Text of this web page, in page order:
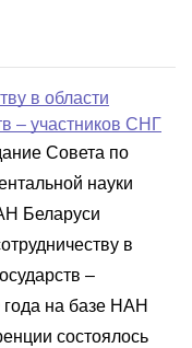
в области
– участников СНГ
Совета по
науки
Беларуси
в
–
года на базе НАН
состоялось